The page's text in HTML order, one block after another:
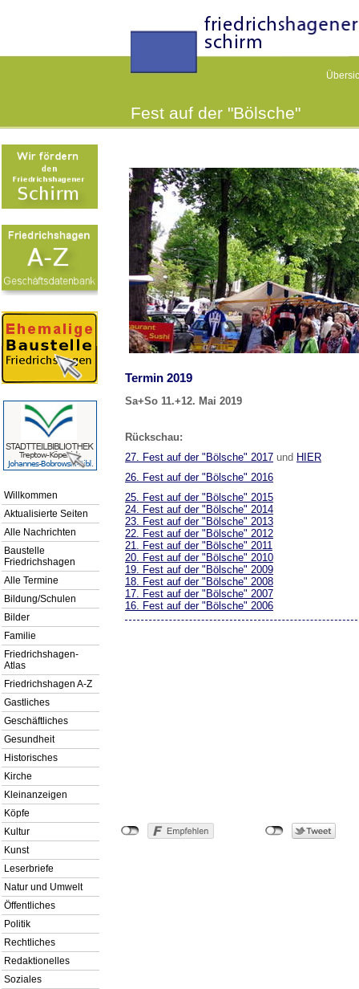
Fest auf der "Bölsche"
Willkommen
Aktualisierte Seiten
Alle Nachrichten
Baustelle
Friedrichshagen
Alle Termine
Bildung/Schulen
Bilder
Familie
Friedrichshagen-
Atlas
Friedrichshagen A-Z
Gastliches
Geschäftliches
Gesundheit
Historisches
Kirche
Kleinanzeigen
Köpfe
Kultur
Kunst
Leserbriefe
Natur und Umwelt
Öffentliches
Politik
Rechtliches
Redaktionelles
Soziales
Termin 2019
Sa+So 11.+12. Mai 2019
Rückschau:
27. Fest auf der "Bölsche" 2017 und HIER
26. Fest auf der "Bölsche" 2016
25. Fest auf der "Bölsche" 2015
24. Fest auf der "Bölsche" 2014
23. Fest auf der "Bölsche" 2013
22. Fest auf der "Bölsche" 2012
21. Fest auf der "Bölsche" 2011
20. Fest auf der "Bölsche" 2010
19. Fest auf der "Bölsche" 2009
18. Fest auf der "Bölsche" 2008
17. Fest auf der "Bölsche" 2007
16. Fest auf der "Bölsche" 2006